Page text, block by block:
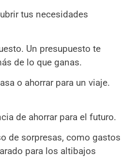
tus necesidades
Un presupuesto te
de lo que ganas.
o ahorrar para un viaje.
de ahorrar para el futuro.
de sorpresas, como gastos
para los altibajos